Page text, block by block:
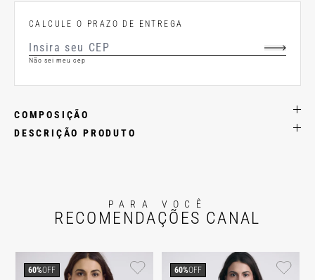
CALCULE O PRAZO DE ENTREGA
Não sei meu cep
COMPOSIÇÃO
DESCRIÇÃO PRODUTO
PARA VOCÊ
RECOMENDAÇÕES CANAL
60%OFF 60%OFF